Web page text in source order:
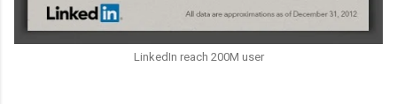
LinkedIn reach 200M user